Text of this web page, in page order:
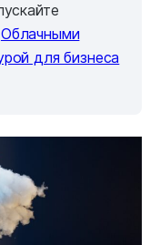
Облачными
для бизнеса